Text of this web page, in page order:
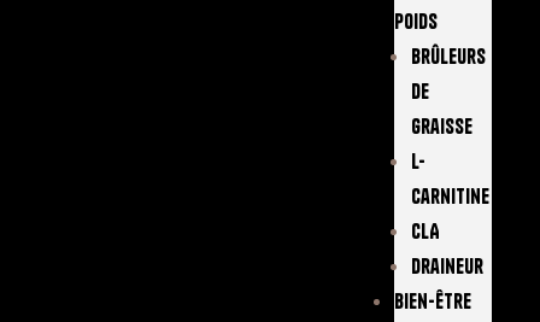
Poids
Brûleurs
De
Graisse
L-
Carnitine
CLA
Draineur
Bien-Être